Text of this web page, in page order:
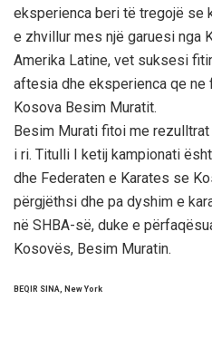
eksperienca beri të tregojë se
e zhvillur mes një garuesi nga
Amerika Latine, vet suksesi
aftesia dhe eksperienca qe ne
Kosova Besim Muratit.
Besim Murati fitoi me
i ri. Titulli I ketij kampionati
dhe Federaten e Karates se
përgjëthsi dhe pa dyshim e
në SHBA-së, duke e
Kosovës, Besim Muratin.
BEQIR SINA, New York